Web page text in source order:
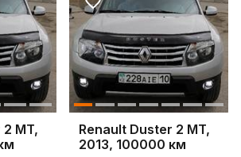
MT,
Renault Duster 2 MT,
2013, 100000 км